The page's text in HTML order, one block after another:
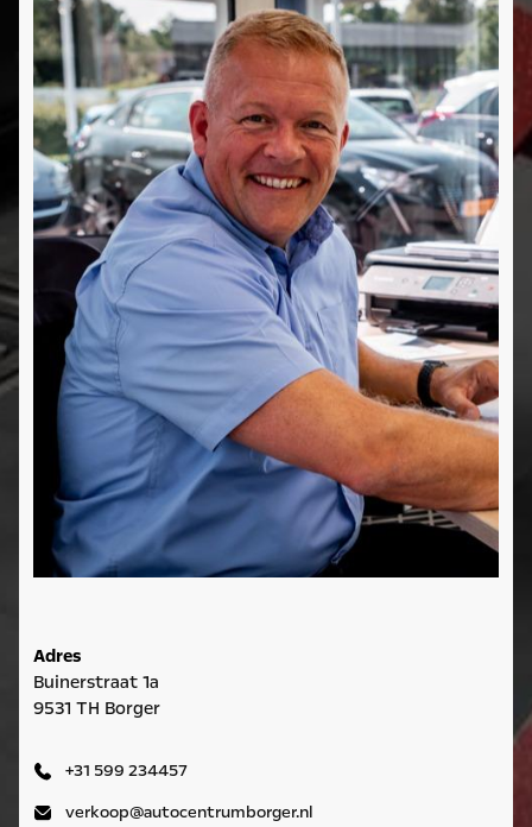
Adres
Buinerstraat 1a
9531 TH Borger
+31 599 234457
verkoop@autocentrumborger.nl